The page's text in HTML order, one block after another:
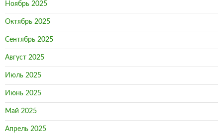
Ноябрь 2025
Октябрь 2025
Сентябрь 2025
Август 2025
Июль 2025
Июнь 2025
Май 2025
Апрель 2025